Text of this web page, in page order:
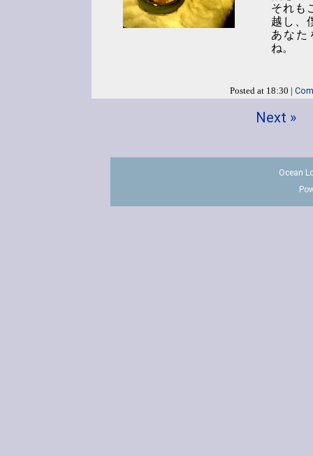
それも
越し、
あなた
ね。
Posted at 18:30 |
Next »
Ocean